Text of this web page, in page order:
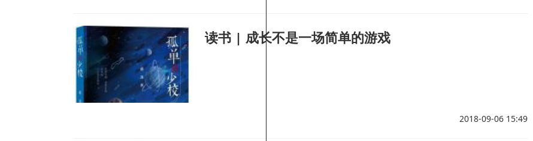
读书 | 成长不是一场简单的游戏
2018-09-06 15:49